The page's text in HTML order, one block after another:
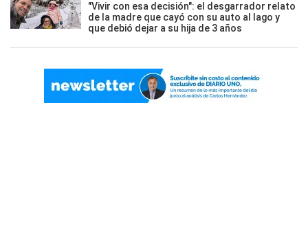
"Vivir con esa decisión": el desgarrador relato
de la madre que cayó con su auto al lago y
que debió dejar a su hija de 3 años